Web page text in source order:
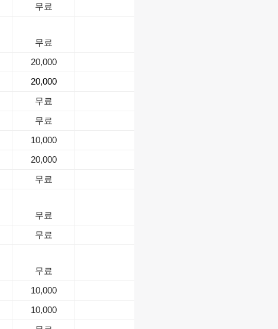
무료
무료
20,000
20,000
무료
무료
10,000
20,000
무료
무료
무료
무료
10,000
10,000